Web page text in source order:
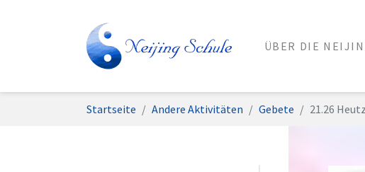
ÜBER DIE
Startseite Andere Aktivitäten Gebete 21.26